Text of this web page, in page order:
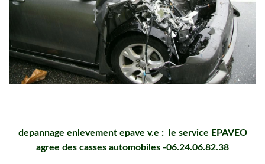
depannage enlevement epave v.e : le service EPAVEO
agree des casses automobiles -06.24.06.82.38